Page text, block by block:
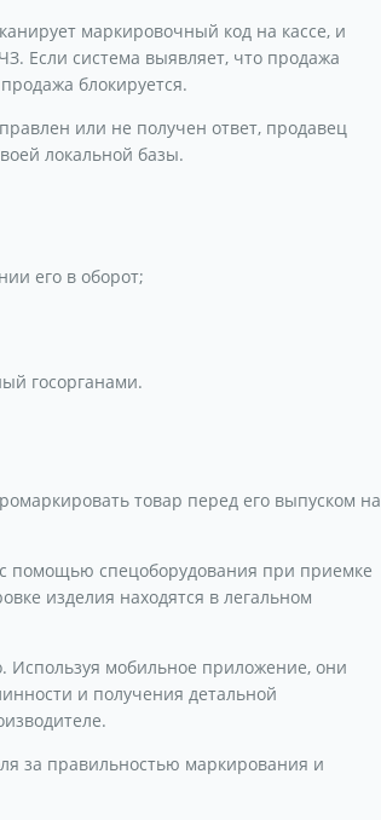
маркировочный код на кассе, и
Если система выявляет, что продажа
блокируется.
или не получен ответ, продавец
локальной базы.
его в оборот;
госорганами.
товар перед его выпуском на
помощью спецоборудования при приемке
изделия находятся в легальном
Используя мобильное приложение, они
и получения детальной
за правильностью маркирования и